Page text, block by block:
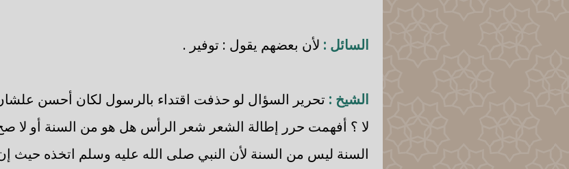
السائل : لأن بعضهم يقول : توفير .
الشيخ : تحرير السؤال لو حذفت اقتداء بالرسول لكان أحسن
لا ؟ أفهمت حرر إطالة الشعر شعر الرأس هل هو من السنة أو لا
السنة ليس من السنة لأن النبي صلى الله عليه وسلم اتخذه حيث